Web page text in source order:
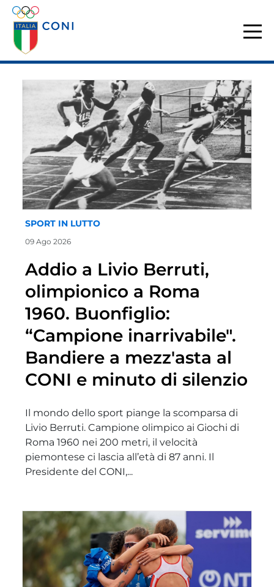
SPORT IN LUTTO
09 Ago 2026
Addio a Livio Berruti,
olimpionico a Roma
1960. Buonfiglio:
“Campione inarrivabile".
Bandiere a mezz'asta al
CONI e minuto di silenzio
Il mondo dello sport piange la scomparsa di
Livio Berruti. Campione olimpico ai Giochi di
Roma 1960 nei 200 metri, il velocità
piemontese ci lascia all’età di 87 anni. Il
Presidente del CONI,...